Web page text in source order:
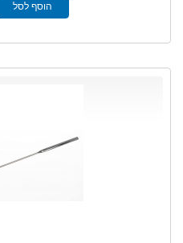
הוסף לסל